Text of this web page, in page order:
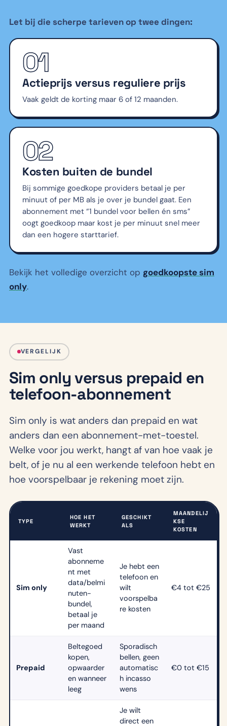
Let bij die scherpe tarieven op twee dingen:
01
Actieprijs versus reguliere prijs
Vaak geldt de korting maar 6 of 12 maanden.
02
Kosten buiten de bundel
Bij sommige goedkope providers betaal je per
minuut of per MB als je over je bundel gaat. Een
abonnement met “1 bundel voor bellen én sms”
oogt goedkoop maar kost je per minuut snel meer
dan een hogere starttarief.
Bekijk het volledige overzicht op goedkoopste sim
only.
VERGELIJK
Sim only versus prepaid en
telefoon-abonnement
Sim only is wat anders dan prepaid en wat
anders dan een abonnement-met-toestel.
Welke voor jou werkt, hangt af van hoe vaak je
belt, of je nu al een werkende telefoon hebt en
hoe voorspelbaar je rekening moet zijn.
TYPE
HOE HET
WERKT
GESCHIKT
ALS
MAANDELIJ
KSE
KOSTEN
Sim only
Vast
abonneme
nt met
data/belmi
nuten-
bundel,
betaal je
per maand
Je hebt een
telefoon en
wilt
voorspelba
re kosten
€4 tot €25
Prepaid
Beltegoed
kopen,
opwaarder
en wanneer
leeg
Sporadisch
bellen, geen
automatisc
h incasso
wens
€0 tot €15
Je wilt
direct een